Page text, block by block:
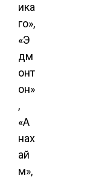
ика
го»,
«Э
дм
онт
он»
,
«А
нах
ай
м»,